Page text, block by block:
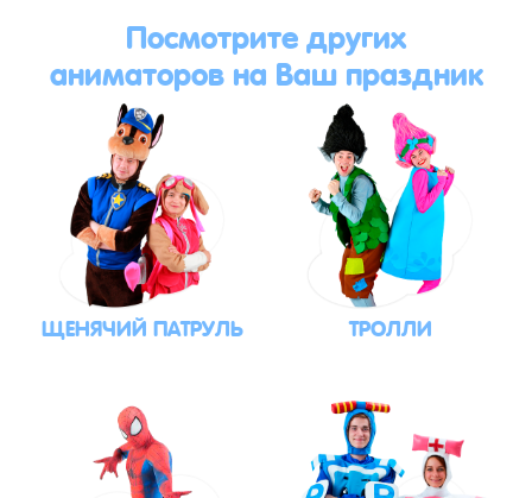
Посмотрите других
аниматоров на Ваш праздник
ЩЕНЯЧИЙ ПАТРУЛЬ ТРОЛЛИ